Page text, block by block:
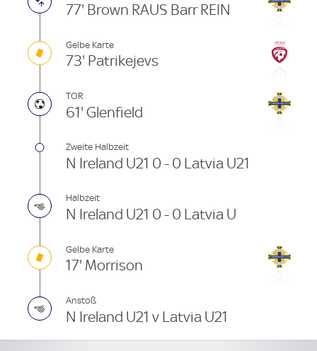
77' Brown RAUS Barr REIN
Gelbe Karte
73' Patrikejevs
TOR
61' Glenfield
Zweite Halbzeit
N Ireland U21 0 - 0 Latvia U21
Halbzeit
N Ireland U21 0 - 0 Latvia U
Gelbe Karte
17' Morrison
Anstoß
N Ireland U21 v Latvia U21